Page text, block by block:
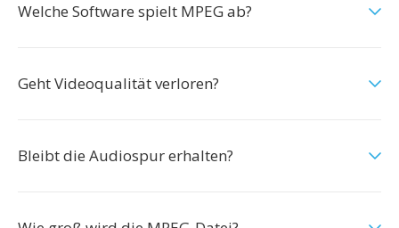
Welche Software spielt MPEG ab?
Geht Videoqualität verloren?
Bleibt die Audiospur erhalten?